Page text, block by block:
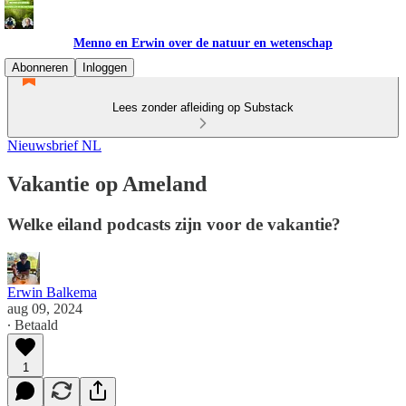
Menno en Erwin over de natuur en wetenschap
Abonneren
Inloggen
Lees zonder afleiding op Substack
Nieuwsbrief NL
Vakantie op Ameland
Welke eiland podcasts zijn voor de vakantie?
Erwin Balkema
aug 09, 2024
∙ Betaald
1